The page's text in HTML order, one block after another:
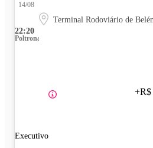
22:20
14/08
Terminal Rodoviário de
Poltrona
Executivo
+R$